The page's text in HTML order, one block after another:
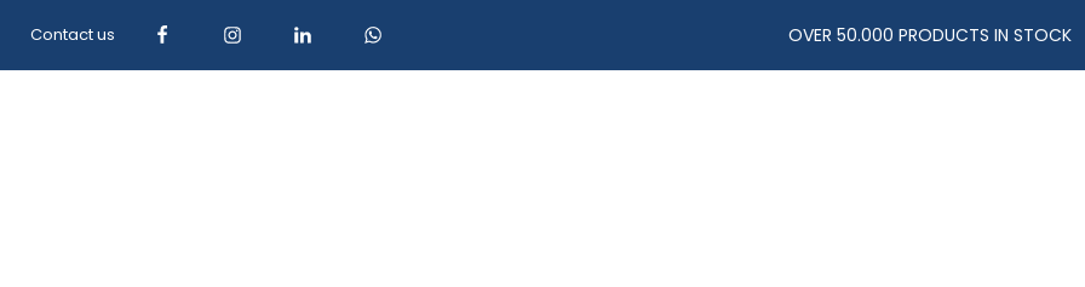
Contact us OVER 50.000 PRODUCTS IN STOCK